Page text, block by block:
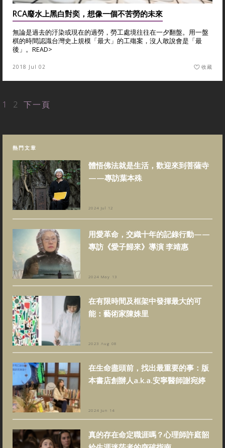
RCA廢水上黑白對奕，想像一個不苦勞的未來
無論是過去的汙染或現在的過勞，勞工處境往往在一夕翻盤。用一盤
棋的時間認識台灣史上規模「最大」的工殤案，沒人敢說會是「最
後」。 READ>
2018 Jul 02 收藏
1 2 下一頁
熱門文章
體悟佛法就是生活，歡迎來到菩薩寺
——專訪葉本殊
2024 Jul 12
用愛革命，交織十年的記錄行動——
專訪《愛子歸來》導演 李靖惠
2024 May 13
在有限時間及框架中發揮最大的可
能：藝術家陳姝里
2023 Aug 08
在生命盡頭前，找出最重要的事：版
本書店創辦人a.k.a.安寧醫師謝宛婷
2024 Jun 14
真的存在命定職涯嗎？心理師許庭韶